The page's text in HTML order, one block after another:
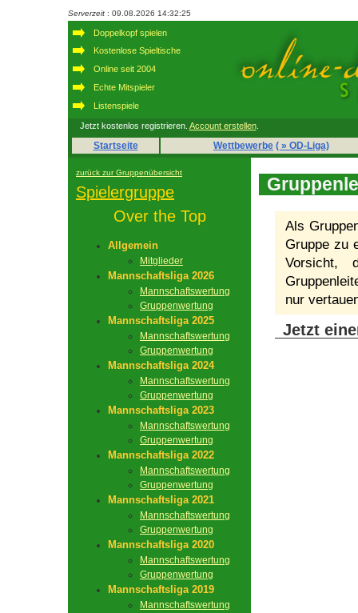
Serverzeit : 09.08.2026 14:32:25
Doppelkopf spielen
Kostenlose Spieltische
Online seit 2004
Echte Mitspieler
Listenspiele
Jetzt kostenlos registrieren. Account erstellen.
Startseite Wettbewerbe ( » OD-Liga)
zurück zur Gruppenübersicht
Spielergruppe
Over the Top
Allgemein
Mitglieder
Mannschaftsliga 2026
Mannschaftswertung
Gruppenwertung
Mannschaftsliga 2025
Mannschaftswertung
Gruppenwertung
Mannschaftsliga 2024
Mannschaftswertung
Gruppenwertung
Mannschaftsliga 2023
Mannschaftswertung
Gruppenwertung
Mannschaftsliga 2022
Mannschaftswertung
Gruppenwertung
Mannschaftsliga 2021
Mannschaftswertung
Gruppenwertung
Mannschaftsliga 2020
Mannschaftswertung
Gruppenwertung
Mannschaftsliga 2019
Mannschaftswertung
Als
Gruppe zu
Vorsicht,
nur
Jetzt